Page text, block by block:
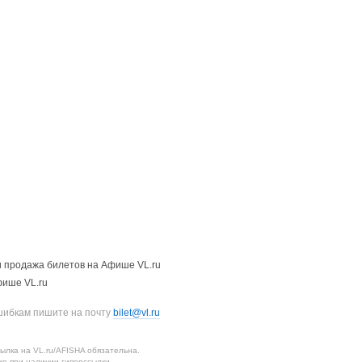
продажа билетов на Афише VL.ru
VL.ru
пишите на почту bilet@vl.ru
на VL.ru/AFISHA обязательна.